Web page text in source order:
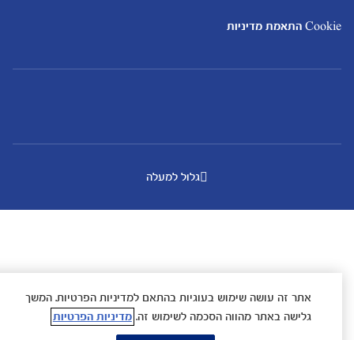
Cookie התאמת מדיניות
גלול למעלה
אתר זה עושה שימוש בעוגיות בהתאם למדיניות הפרטיות. המשך
גלישה באתר מהווה הסכמה לשימוש זה. מדיניות הפרטיות